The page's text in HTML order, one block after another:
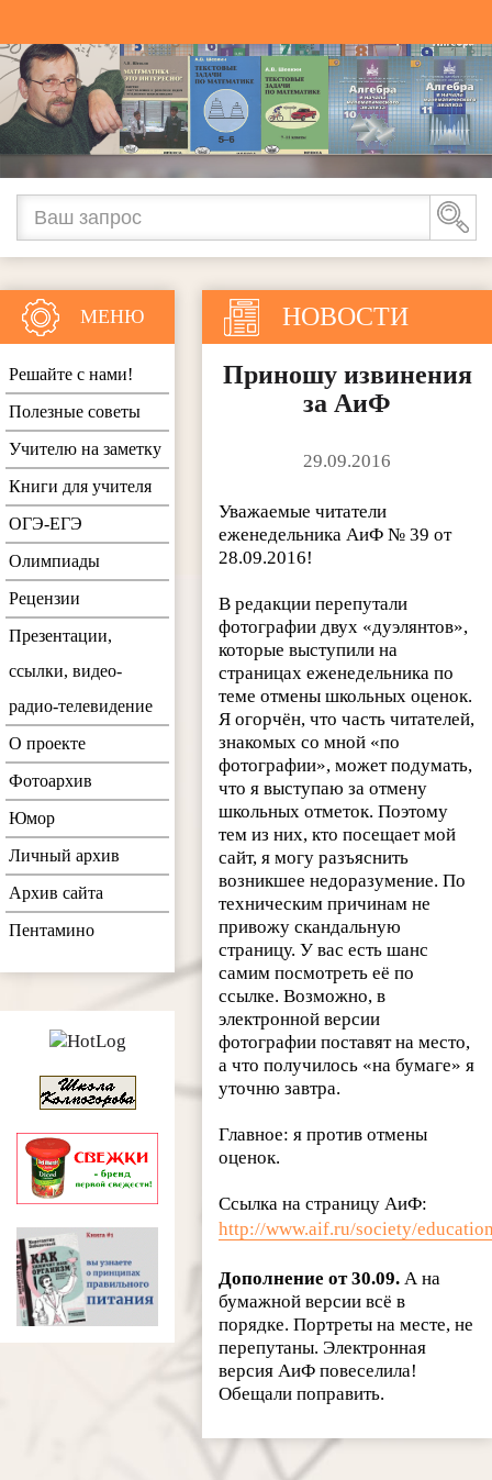
НОВОСТИ
Приношу извинения
за АиФ
29.09.2016
Уважаемые читатели
еженедельника АиФ № 39 от
28.09.2016!
В редакции перепутали
фотографии двух «дуэлянтов»,
которые выступили на
страницах еженедельника по
теме отмены школьных оценок.
Я огорчён, что часть читателей,
знакомых со мной «по
фотографии», может подумать,
что я выступаю за отмену
школьных отметок.Поэтому
тем из них, кто посещает мой
сайт, я могу разъяснить
возникшее недоразумение. По
техническим причинам не
привожу скандальную
страницу. У вас есть шанс
самим посмотреть её по
ссылке. Возможно, в
электронной версии
фотографии поставят на место,
а что получилось «на бумаге» я
уточню завтра.
Главное: я против отмены
оценок.
Ссылка на страницу АиФ:
http://www.aif.ru/society/
Дополнение от 30.09. А на
бумажной версии всё в
порядке. Портреты на месте, не
перепутаны. Электронная
версия АиФ повеселила!
Обещали поправить.
МЕНЮ
Решайте с нами!
Полезные советы
Учителю на заметку
Книги для учителя
ОГЭ-ЕГЭ
Олимпиады
Рецензии
Презентации,
ссылки, видео-
радио-телевидение
О проекте
Фотоархив
Юмор
Личный архив
Архив сайта
Пентамино